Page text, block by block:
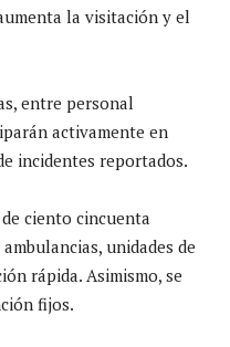
la visitación y el
entre personal
activamente en
incidentes reportados.
ciento cincuenta
unidades de
rápida. Asimismo, se
fijos.